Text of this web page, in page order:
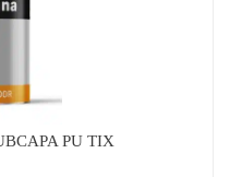
PU TIX